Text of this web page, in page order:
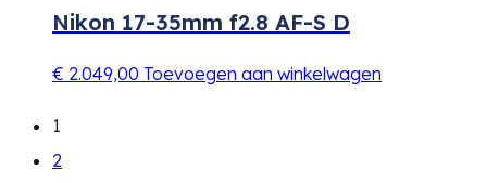
Nikon 17-35mm f2.8 AF-S D
€ 2.049,00 Toevoegen aan winkelwagen
1
2